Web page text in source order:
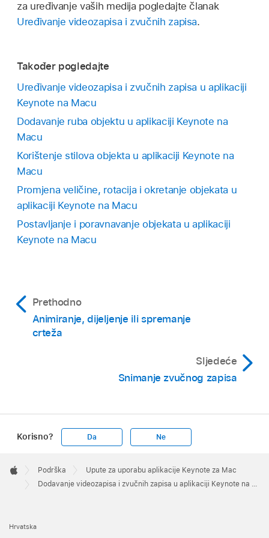
Kliknite tekstualni okvir Opis, a zatim unesite
svoj tekst.
Otvorite prezentaciju, kliknite
zatim kliknite karticu Zvučni zapis na vrhu
Kliknite
,zatim odaberite jednu ili više
pjesama ili reprodukcijskih lista za dodavanje u
zvučnu podlogu.
Za promjenu rasporeda pjesama ili
reprodukcijskih lista povucite ih iznad ili ispod
druge na popisu. Da biste jednu izbrisali,
odaberite je, zatim pritisnite Delete.
Kliknite skočni izbornik zvučnih podloga pa
odaberite opciju:
Isključeno:Zvučni zapis se ne reproducira.
za uređivanje vaših medija pogledajte članak
Uređivanje videozapisa i zvučnih zapisa.
Također pogledajte
Uređivanje videozapisa i zvučnih zapisa u aplikaciji
Keynote na Macu
Dodavanje ruba objektu u aplikaciji Keynote na
Macu
Korištenje stilova objekta u aplikaciji Keynote na
Macu
Promjena veličine, rotacija i okretanje objekata u
aplikaciji Keynote na Macu
Postavljanje i poravnavanje objekata u aplikaciji
Keynote na Macu
Prethodno
Animiranje, dijeljenje ili spremanje
crteža
Sljedeće
Snimanje zvučnog zapisa
Korisno? Da Ne
Footer

Apple
Podrška
Upute za uporabu aplikacije Keynote za Mac
Dodavanje videozapisa i zvučnih zapisa u aplikaciji Keynote na Macu
Hrvatska